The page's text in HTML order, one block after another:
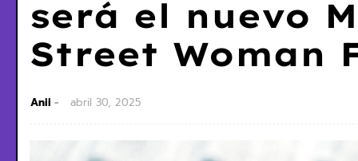
será el nuevo
Street Woman
Anii abril 30, 2025